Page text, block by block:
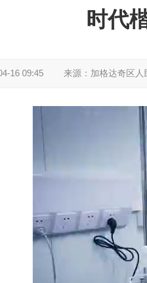
时代
16 09:45 来源： 加格达奇区人